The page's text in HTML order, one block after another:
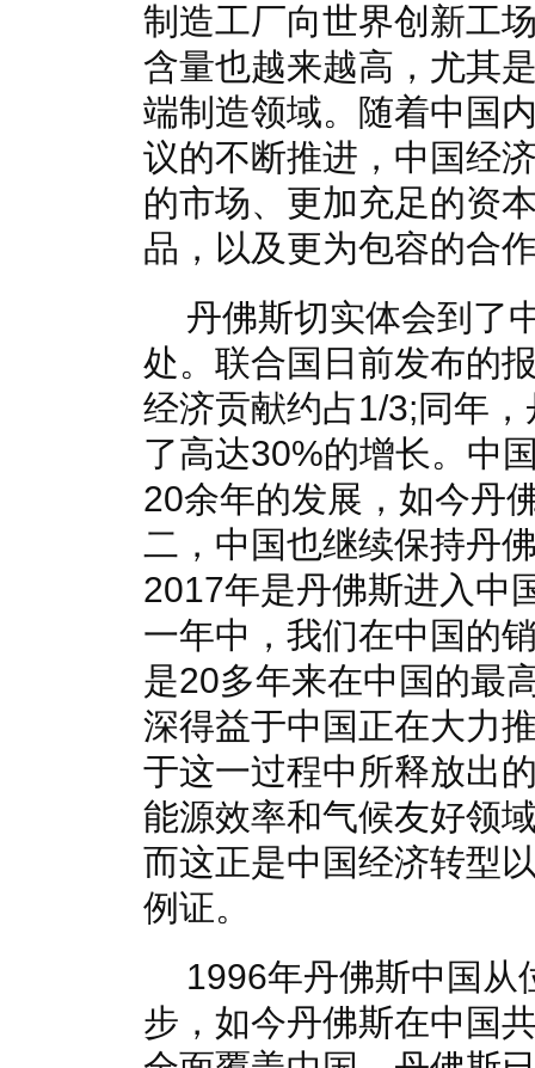
制造工厂向世界创新工
含量也越来越高，尤其
端制造领域。随着中国
议的不断推进，中国经
的市场、更加充足的资
品，以及更为包容的合
丹佛斯切实体会到了
处。联合国日前发布的
经济贡献约占1/3;同年
了高达30%的增长。中
20余年的发展，如今丹
二，中国也继续保持丹
2017年是丹佛斯进入中
一年中，我们在中国的
是20多年来在中国的最
深得益于中国正在大力
于这一过程中所释放出
能源效率和气候友好领
而这正是中国经济转型
例证。
1996年丹佛斯中国从
步，如今丹佛斯在中国